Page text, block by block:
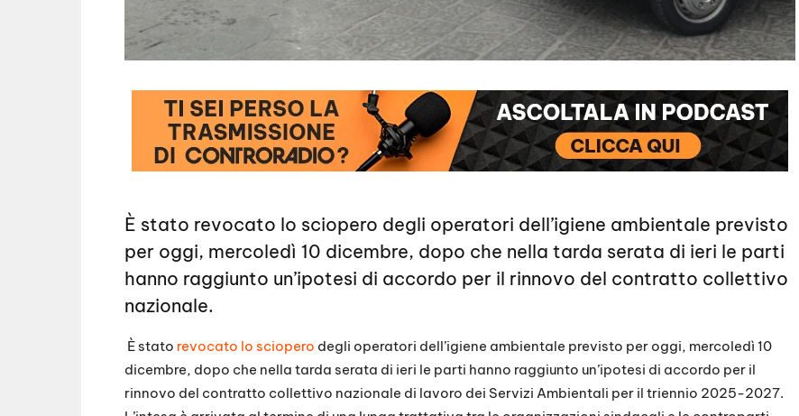
È stato revocato lo sciopero degli operatori dell’igiene ambientale previsto
per oggi, mercoledì 10 dicembre, dopo che nella tarda serata di ieri le parti
hanno raggiunto un’ipotesi di accordo per il rinnovo del contratto collettivo
nazionale.
È stato revocato lo sciopero degli operatori dell’igiene ambientale previsto per oggi, mercoledì 10
dicembre, dopo che nella tarda serata di ieri le parti hanno raggiunto un’ipotesi di accordo per il
rinnovo del contratto collettivo nazionale di lavoro dei Servizi Ambientali per il triennio 2025-2027.